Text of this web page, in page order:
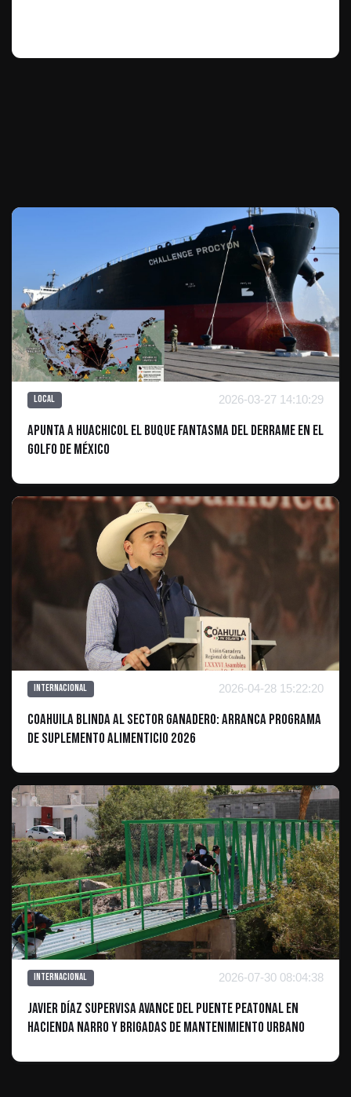
Local 2026-03-27 14:10:29
Apunta a huachicol el buque fantasma del derrame en el
Golfo de México
Internacional 2026-04-28 15:22:20
Coahuila blinda al sector ganadero: arranca programa
de suplemento alimenticio 2026
Internacional 2026-07-30 08:04:38
Javier Díaz supervisa avance del puente peatonal en
Hacienda Narro y brigadas de mantenimiento urbano